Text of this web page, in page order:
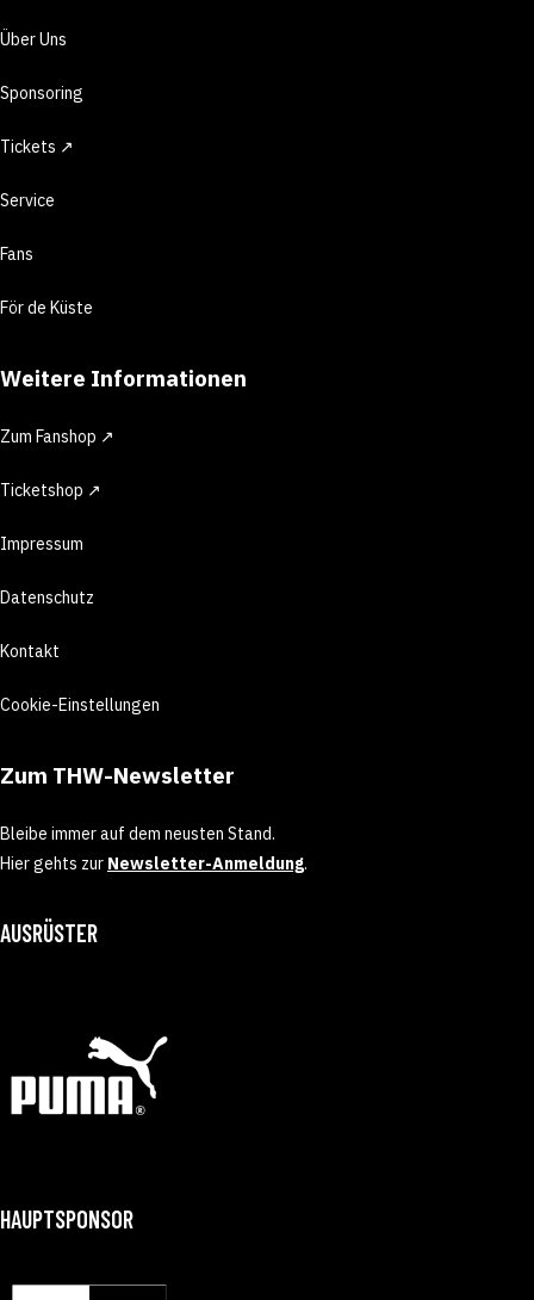
Über Uns
Sponsoring
Tickets ↗
Service
Fans
För de Küste
Weitere Informationen
Zum Fanshop ↗
Ticketshop ↗
Impressum
Datenschutz
Kontakt
Cookie-Einstellungen
Zum THW-Newsletter
Bleibe immer auf dem neusten Stand.
Hier gehts zur Newsletter-Anmeldung.
AUSRÜSTER
HAUPTSPONSOR